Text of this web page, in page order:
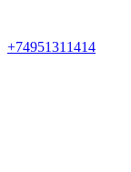
+74951311414